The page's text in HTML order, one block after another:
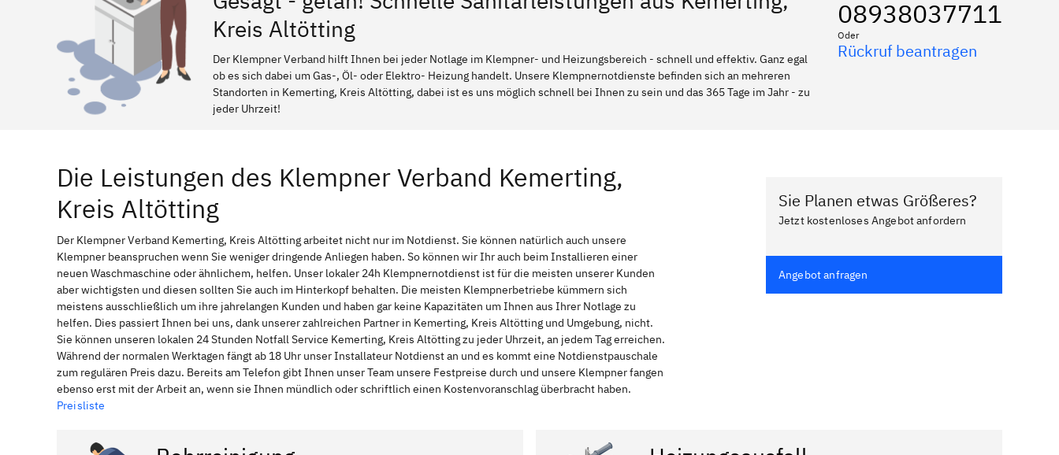
Kreis Altötting
Der Klempner Verband hilft Ihnen bei jeder Notlage im Klempner- und Heizungsbereich - schnell und effektiv. Ganz egal
ob es sich dabei um Gas-, Öl- oder Elektro- Heizung handelt. Unsere Klempnernotdienste befinden sich an mehreren
Standorten in Kemerting, Kreis Altötting, dabei ist es uns möglich schnell bei Ihnen zu sein und das 365 Tage im Jahr - zu
jeder Uhrzeit!
08938037711
Oder
Rückruf beantragen
Die Leistungen des Klempner Verband Kemerting,
Kreis Altötting
Der Klempner Verband Kemerting, Kreis Altötting arbeitet nicht nur im Notdienst. Sie können natürlich auch unsere
Klempner beanspruchen wenn Sie weniger dringende Anliegen haben. So können wir Ihr auch beim Installieren einer
neuen Waschmaschine oder ähnlichem, helfen. Unser lokaler 24h Klempnernotdienst ist für die meisten unserer Kunden
aber wichtigsten und diesen sollten Sie auch im Hinterkopf behalten. Die meisten Klempnerbetriebe kümmern sich
meistens ausschließlich um ihre jahrelangen Kunden und haben gar keine Kapazitäten um Ihnen aus Ihrer Notlage zu
helfen. Dies passiert Ihnen bei uns, dank unserer zahlreichen Partner in Kemerting, Kreis Altötting und Umgebung, nicht.
Sie können unseren lokalen 24 Stunden Notfall Service Kemerting, Kreis Altötting zu jeder Uhrzeit, an jedem Tag erreichen.
Während der normalen Werktagen fängt ab 18 Uhr unser Installateur Notdienst an und es kommt eine Notdienstpauschale
zum regulären Preis dazu. Bereits am Telefon gibt Ihnen unser Team unsere Festpreise durch und unsere Klempner fangen
ebenso erst mit der Arbeit an, wenn sie Ihnen mündlich oder schriftlich einen Kostenvoranschlag überbracht haben.
Preisliste
Sie Planen etwas Größeres?
Jetzt kostenloses Angebot anfordern
Angebot anfragen